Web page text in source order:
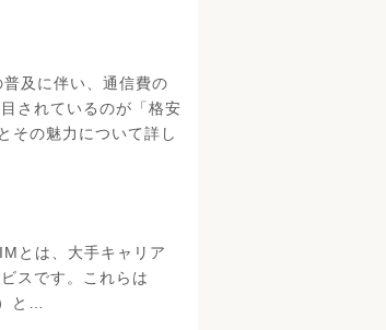
及に伴い、通信費の
されているのが「格安
その魅力について詳し
とは、大手キャリア
スです。これらは
と…